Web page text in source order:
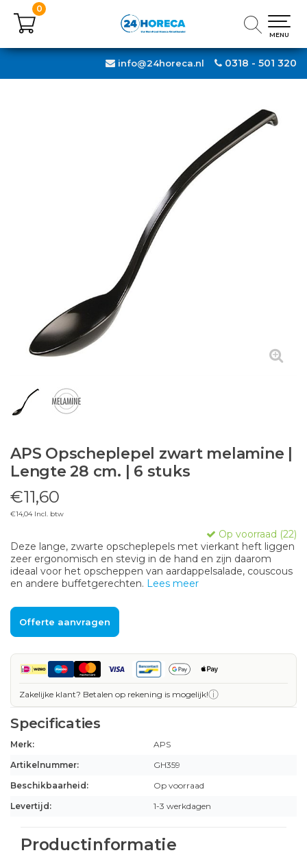
0318 - 501 320
info@24horeca.nl
0
MENU
0
MENU
APS Opscheplepel zwart melamine |
Lengte 28 cm. | 6 stuks
€11,60
€14,04 Incl. btw
Op voorraad (22)
Deze lange, zwarte opscheplepels met vierkant heft liggen
zeer ergonomisch en stevig in de hand en zijn daarom
ideaal voor het opscheppen van aardappelsalade, couscous
en andere buffetgerechten. Lees meer
Offerte aanvragen
Zakelijke klant? Betalen op rekening is mogelijk!ⓘ
Specificaties
Merk:
APS
Artikelnummer:
GH359
Beschikbaarheid:
Op voorraad
Levertijd:
1-3 werkdagen
Productinformatie